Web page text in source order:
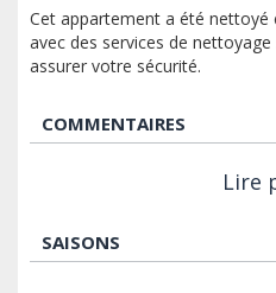
Cet appartement a été
avec des services de
assurer votre sécurité.
COMMENTAIRES
Lire
SAISONS